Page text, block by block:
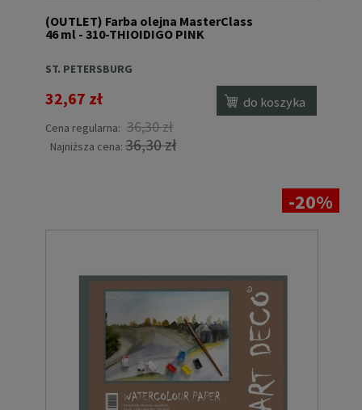
(OUTLET) Farba olejna MasterClass
46 ml - 310-THIOIDIGO PINK
ST. PETERSBURG
32,67 zł
Cena regularna: 36,30 zł
Najniższa cena: 36,30 zł
do koszyka
-20%